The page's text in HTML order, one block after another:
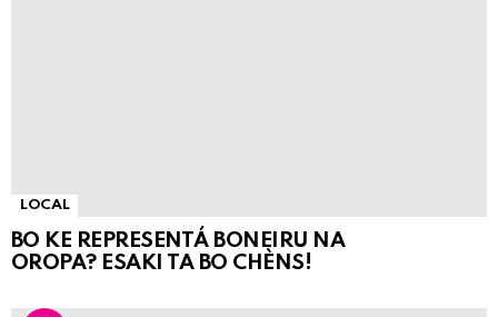
LOCAL
BO KE REPRESENTÁ BONEIRU NA
OROPA? ESAKI TA BO CHÈNS!